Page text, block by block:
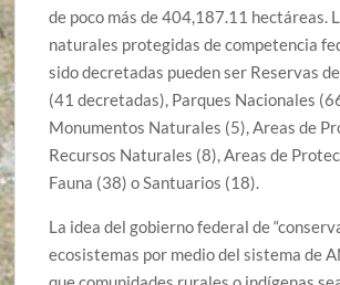
de poco más de 404,187.11 hectáreas.
naturales protegidas de competencia
sido decretadas pueden ser Reservas
(41 decretadas), Parques Nacionales
Monumentos Naturales (5), Areas de
Recursos Naturales (8), Areas de
Fauna (38) o Santuarios (18).
La idea del gobierno federal de
ecosistemas por medio del sistema de